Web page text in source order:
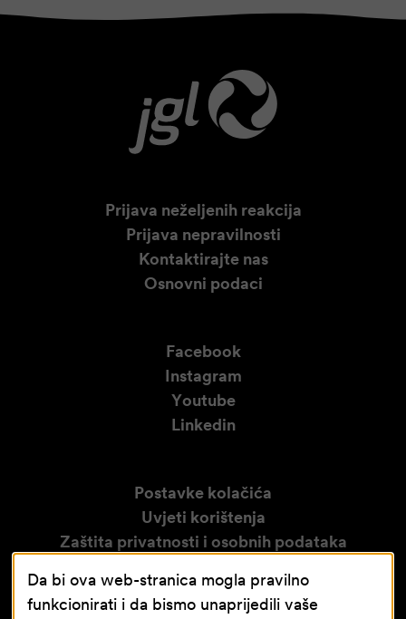
Prijava neželjenih reakcija
Prijava nepravilnosti
Kontaktirajte nas
Osnovni podaci
Facebook
Instagram
Youtube
Linkedin
Postavke kolačića
Uvjeti korištenja
Zaštita privatnosti i osobnih podataka
Obavijest o video nadzoru
Da bi ova web-stranica mogla pravilno
funkcionirati i da bismo unaprijedili vaše